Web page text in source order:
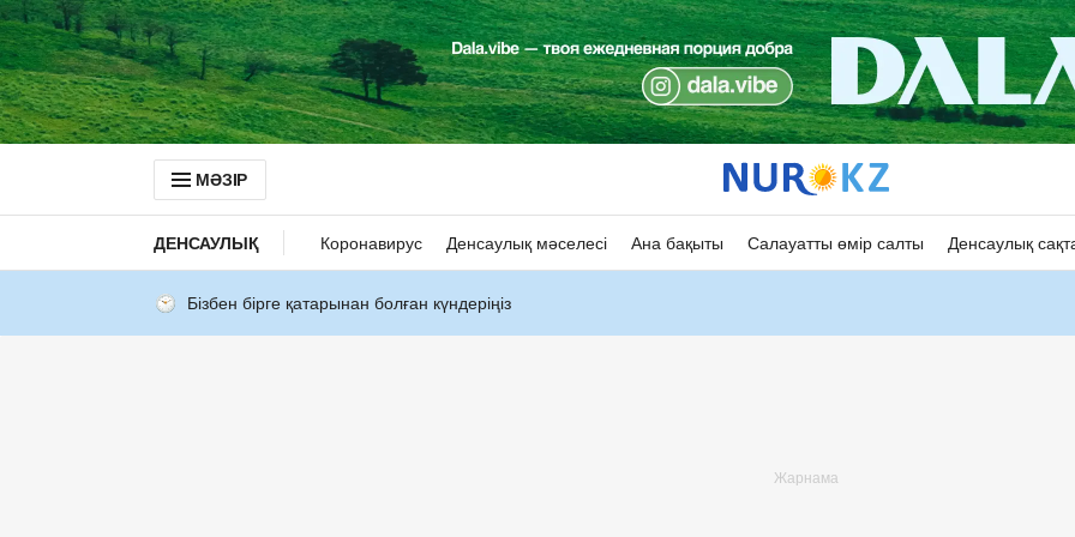
МӘЗІР
ДЕНСАУЛЫҚ Коронавирус Денсаулық мәселесі Ана бақыты Салауатты өмір салты Денсаулық
Бізбен бірге қатарынан болған күндеріңіз